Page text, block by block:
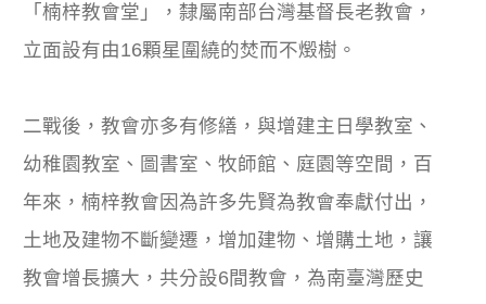
「楠梓教會堂」，隸屬南部台灣基督長老教會，
立面設有由16顆星圍繞的焚而不燬樹。
二戰後，教會亦多有修繕，與增建主日學教室、
幼稚園教室、圖書室、牧師館、庭園等空間，百
年來，楠梓教會因為許多先賢為教會奉獻付出，
土地及建物不斷變遷，增加建物、增購土地，讓
教會增長擴大，共分設6間教會，為南臺灣歷史